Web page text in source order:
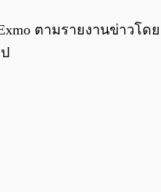
ตามรายงานข่าวโ